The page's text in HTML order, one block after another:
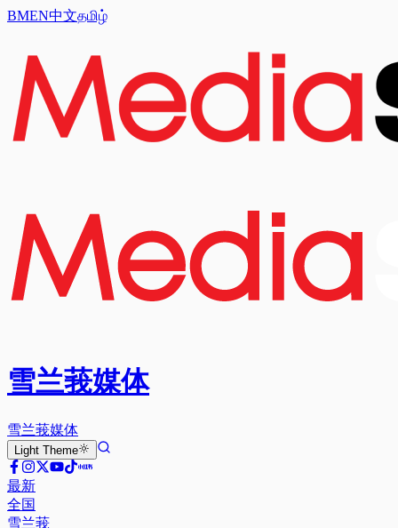
BMEN中文தமிழ்
雪兰莪媒体
雪兰莪媒体
Light Theme
最新
全国
雪兰莪